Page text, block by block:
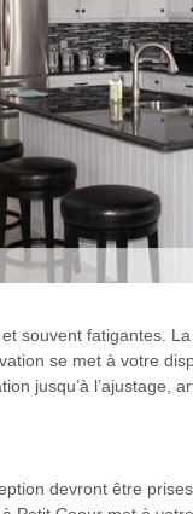
souvent fatigantes.
se met à votre
jusqu’à l’ajustage,
devront être